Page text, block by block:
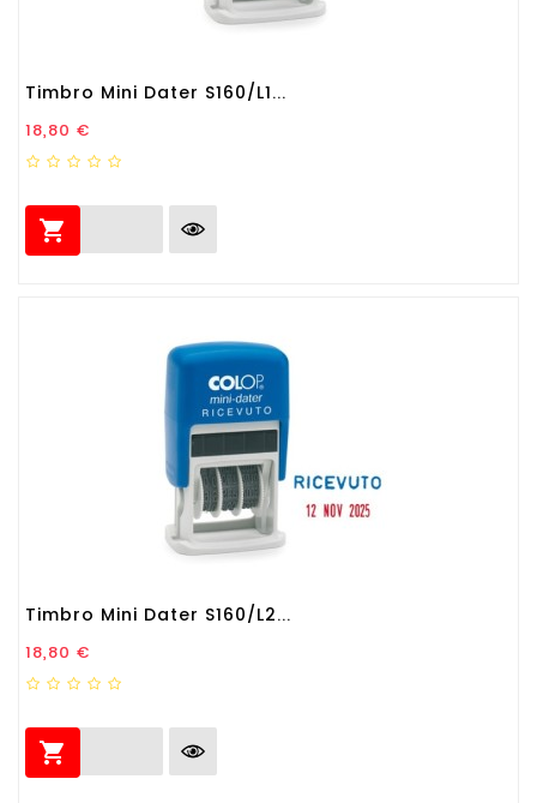
Timbro Mini Dater S160/L1...
Prezzo
18,80 €

Timbro Mini Dater S160/L2...
Prezzo
18,80 €
